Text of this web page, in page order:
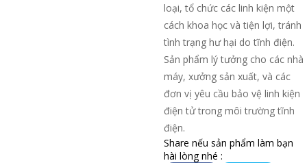
loại, tổ chức các linh kiện một
cách khoa học và tiện lợi, tránh
tình trạng hư hại do tĩnh điện.
Sản phẩm lý tưởng cho các nhà
máy, xưởng sản xuất, và các
đơn vị yêu cầu bảo vệ linh kiện
điện tử trong môi trường tĩnh
điện.
Share nếu sản phẩm làm bạn
hài lòng nhé :